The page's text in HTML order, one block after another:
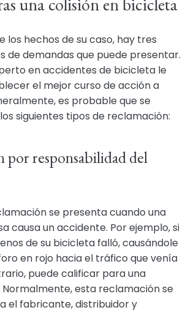
los hechos de su caso, hay tres
de demandas que puede presentar.
en accidentes de bicicleta le
el mejor curso de acción a
es probable que se
siguientes tipos de reclamación:
por responsabilidad del
se presenta cuando una
causa un accidente. Por ejemplo, si
de su bicicleta falló, causándole
en rojo hacia el tráfico que venía
puede calificar para una
esta reclamación se
el fabricante, distribuidor y